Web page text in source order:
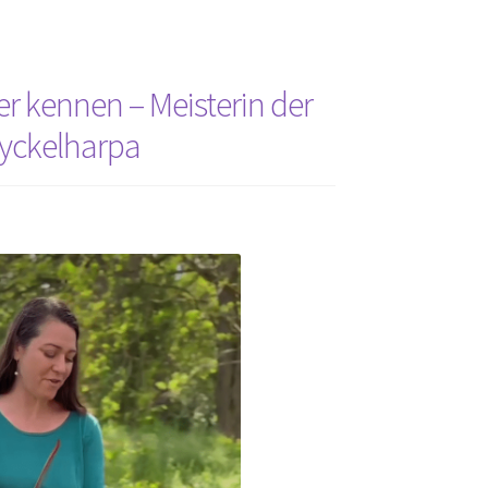
kennen – Meisterin der